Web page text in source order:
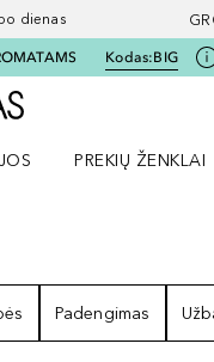
dienas
Kodas:BIG
Į Douglas pagrindinį
PREKIŲ ŽENKLAI
Padengimas